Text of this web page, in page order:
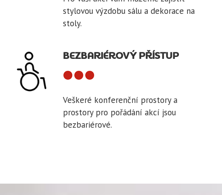
stylovou výzdobu sálu a dekorace na
stoly.
BEZBARIÉROVÝ PŘÍSTUP
Veškeré konferenční prostory a
prostory pro pořádání akcí jsou
bezbariérové.